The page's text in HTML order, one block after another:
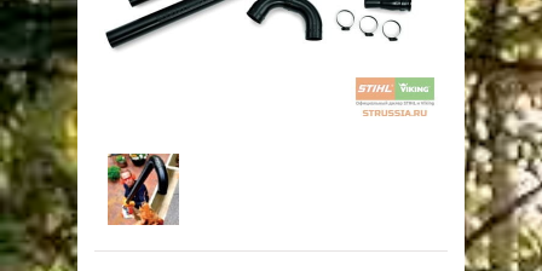
ПОЛЬЗОВАТЕЛЬСКОЕ СОГЛАШЕНИЕ
АКЦИИ